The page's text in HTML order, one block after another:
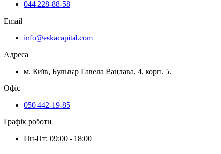
044 228-88-58
Email
info@eskacapital.com
Адреса
м. Київ, Бульвар Гавела Вацлава, 4, корп. 5.
Офіс
050 442-19-85
Графік роботи
Пн-Пт: 09:00 - 18:00